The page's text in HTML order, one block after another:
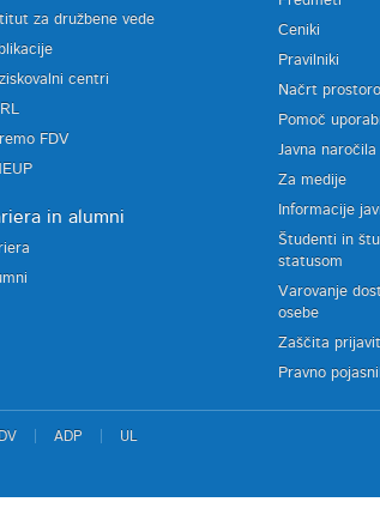
za družbene vede
centri
FDV
in alumni
Ceniki
Pravilniki
Načrt
Pomoč
Javna naročila
Za medije
Informacije
Študenti in
statusom
Varovanje
osebe
Zaščita
Pravno
ADP UL